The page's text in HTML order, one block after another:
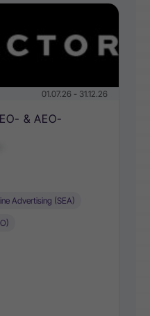
01.07.26 - 31.12.26
& AEO-
Advertising (SEA)